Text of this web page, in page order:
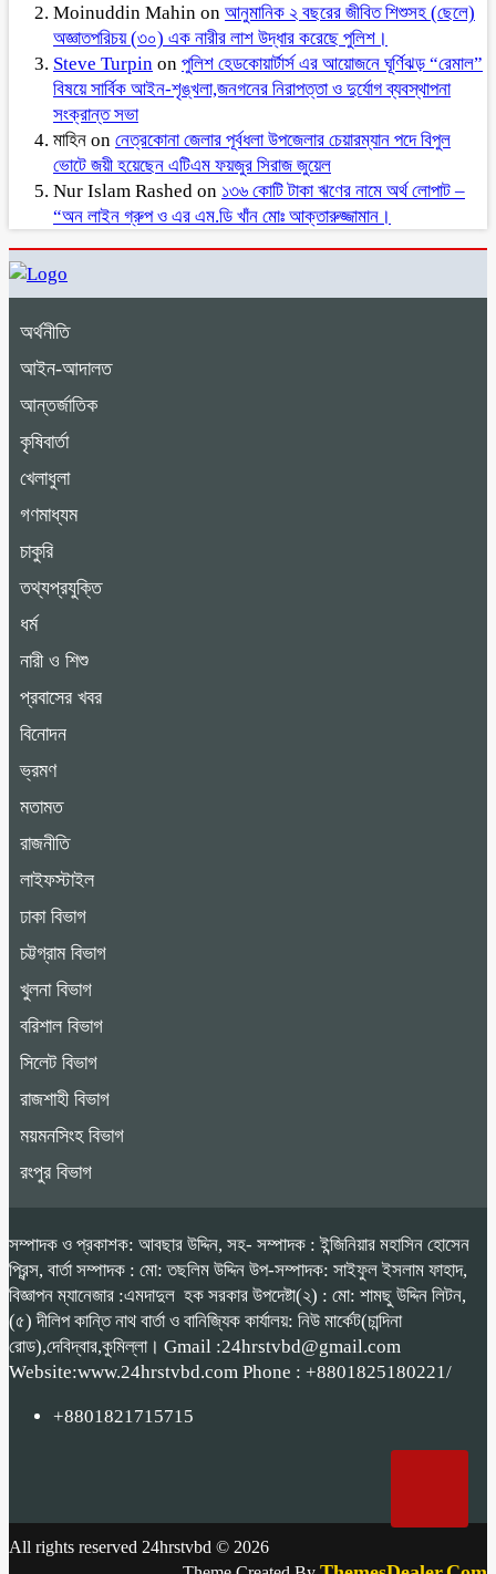
Moinuddin Mahin on আনুমানিক ২ বছরের জীবিত শিশুসহ (ছেলে)
অজ্ঞাতপরিচয় (৩০) এক নারীর লাশ উদ্ধার করেছে পুলিশ।
Steve Turpin on পুলিশ হেডকোয়ার্টার্স এর আয়োজনে ঘূর্ণিঝড় “রেমাল”
বিষয়ে সার্বিক আইন-শৃঙ্খলা,জনগনের নিরাপত্তা ও দুর্যোগ ব্যবস্থাপনা
সংক্রান্ত সভা
মাহিন on নেত্রকোনা জেলার পূর্বধলা উপজেলার চেয়ারম্যান পদে বিপুল
ভোটে জয়ী হয়েছেন এটিএম ফয়জুর সিরাজ জুয়েল
Nur Islam Rashed on ১৩৬ কোটি টাকা ঋণের নামে অর্থ লোপাট –
“অন লাইন গ্রুপ ও এর এম.ডি খাঁন মোঃ আক্তারুজ্জামান।
অর্থনীতি
আইন-আদালত
আন্তর্জাতিক
কৃষিবার্তা
খেলাধুলা
গণমাধ্যম
চাকুরি
তথ্যপ্রযুক্তি
ধর্ম
নারী ও শিশু
প্রবাসের খবর
বিনোদন
ভ্রমণ
মতামত
রাজনীতি
লাইফস্টাইল
ঢাকা বিভাগ
চট্টগ্রাম বিভাগ
খুলনা বিভাগ
বরিশাল বিভাগ
সিলেট বিভাগ
রাজশাহী বিভাগ
ময়মনসিংহ বিভাগ
রংপুর বিভাগ
সম্পাদক ও প্রকাশক: আবছার উদ্দিন, সহ- সম্পাদক : ইন্জিনিয়ার মহাসিন হোসেন
প্রিন্স, বার্তা সম্পাদক : মো: তছলিম উদ্দিন উপ-সম্পাদক: সাইফুল ইসলাম ফাহাদ,
বিজ্ঞাপন ম্যানেজার :এমদাদুল হক সরকার উপদেষ্টা(২) : মো: শামছু উদ্দিন লিটন,
(৫) দীলিপ কান্তি নাথ বার্তা ও বানিজ্যিক কার্যালয়: নিউ মার্কেট(চান্দিনা
রোড),দেবিদ্বার,কুমিল্লা। Gmail :24hrstvbd@gmail.com
Website:www.24hrstvbd.com Phone : +8801825180221/
+8801821715715
All rights reserved 24hrstvbd © 2026